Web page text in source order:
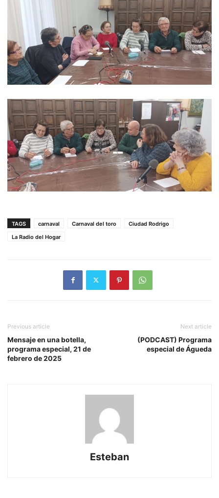
TAGS carnaval Carnaval del toro
Ciudad Rodrigo
La Radio del Hogar
Previous article
Mensaje en una botella,
programa especial, 21 de
febrero de 2025
Next article
(PODCAST) Programa
especial de Águeda
Esteban